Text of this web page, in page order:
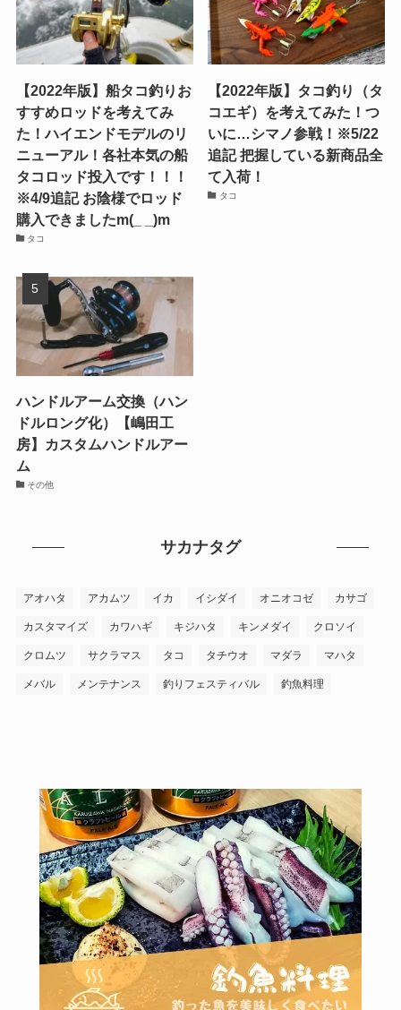
【2022年版】船タコ釣りお
すすめロッドを考えてみ
た！ハイエンドモデルのリ
ニューアル！各社本気の船
タコロッド投入です！！！
※4/9追記 お陰様でロッド
購入できましたm(_ _)m
タコ
【2022年版】タコ釣り（タ
コエギ）を考えてみた！つ
いに…シマノ参戦！※5/22
追記 把握している新商品全
て入荷！
タコ
ハンドルアーム交換（ハン
ドルロング化）【嶋田工
房】カスタムハンドルアー
ム
その他
サカナタグ
アオハタ アカムツ イカ イシダイ オニオコゼ カサゴ
カスタマイズ カワハギ キジハタ キンメダイ クロソイ
クロムツ サクラマス タコ タチウオ マダラ マハタ
メバル メンテナンス 釣りフェスティバル 釣魚料理